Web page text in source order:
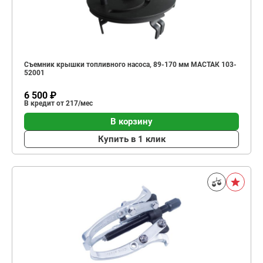
Съемник крышки топливного насоса, 89-170 мм МАСТАК 103-
52001
6 500 ₽
В кредит от 217/мес
В корзину
Купить в 1 клик